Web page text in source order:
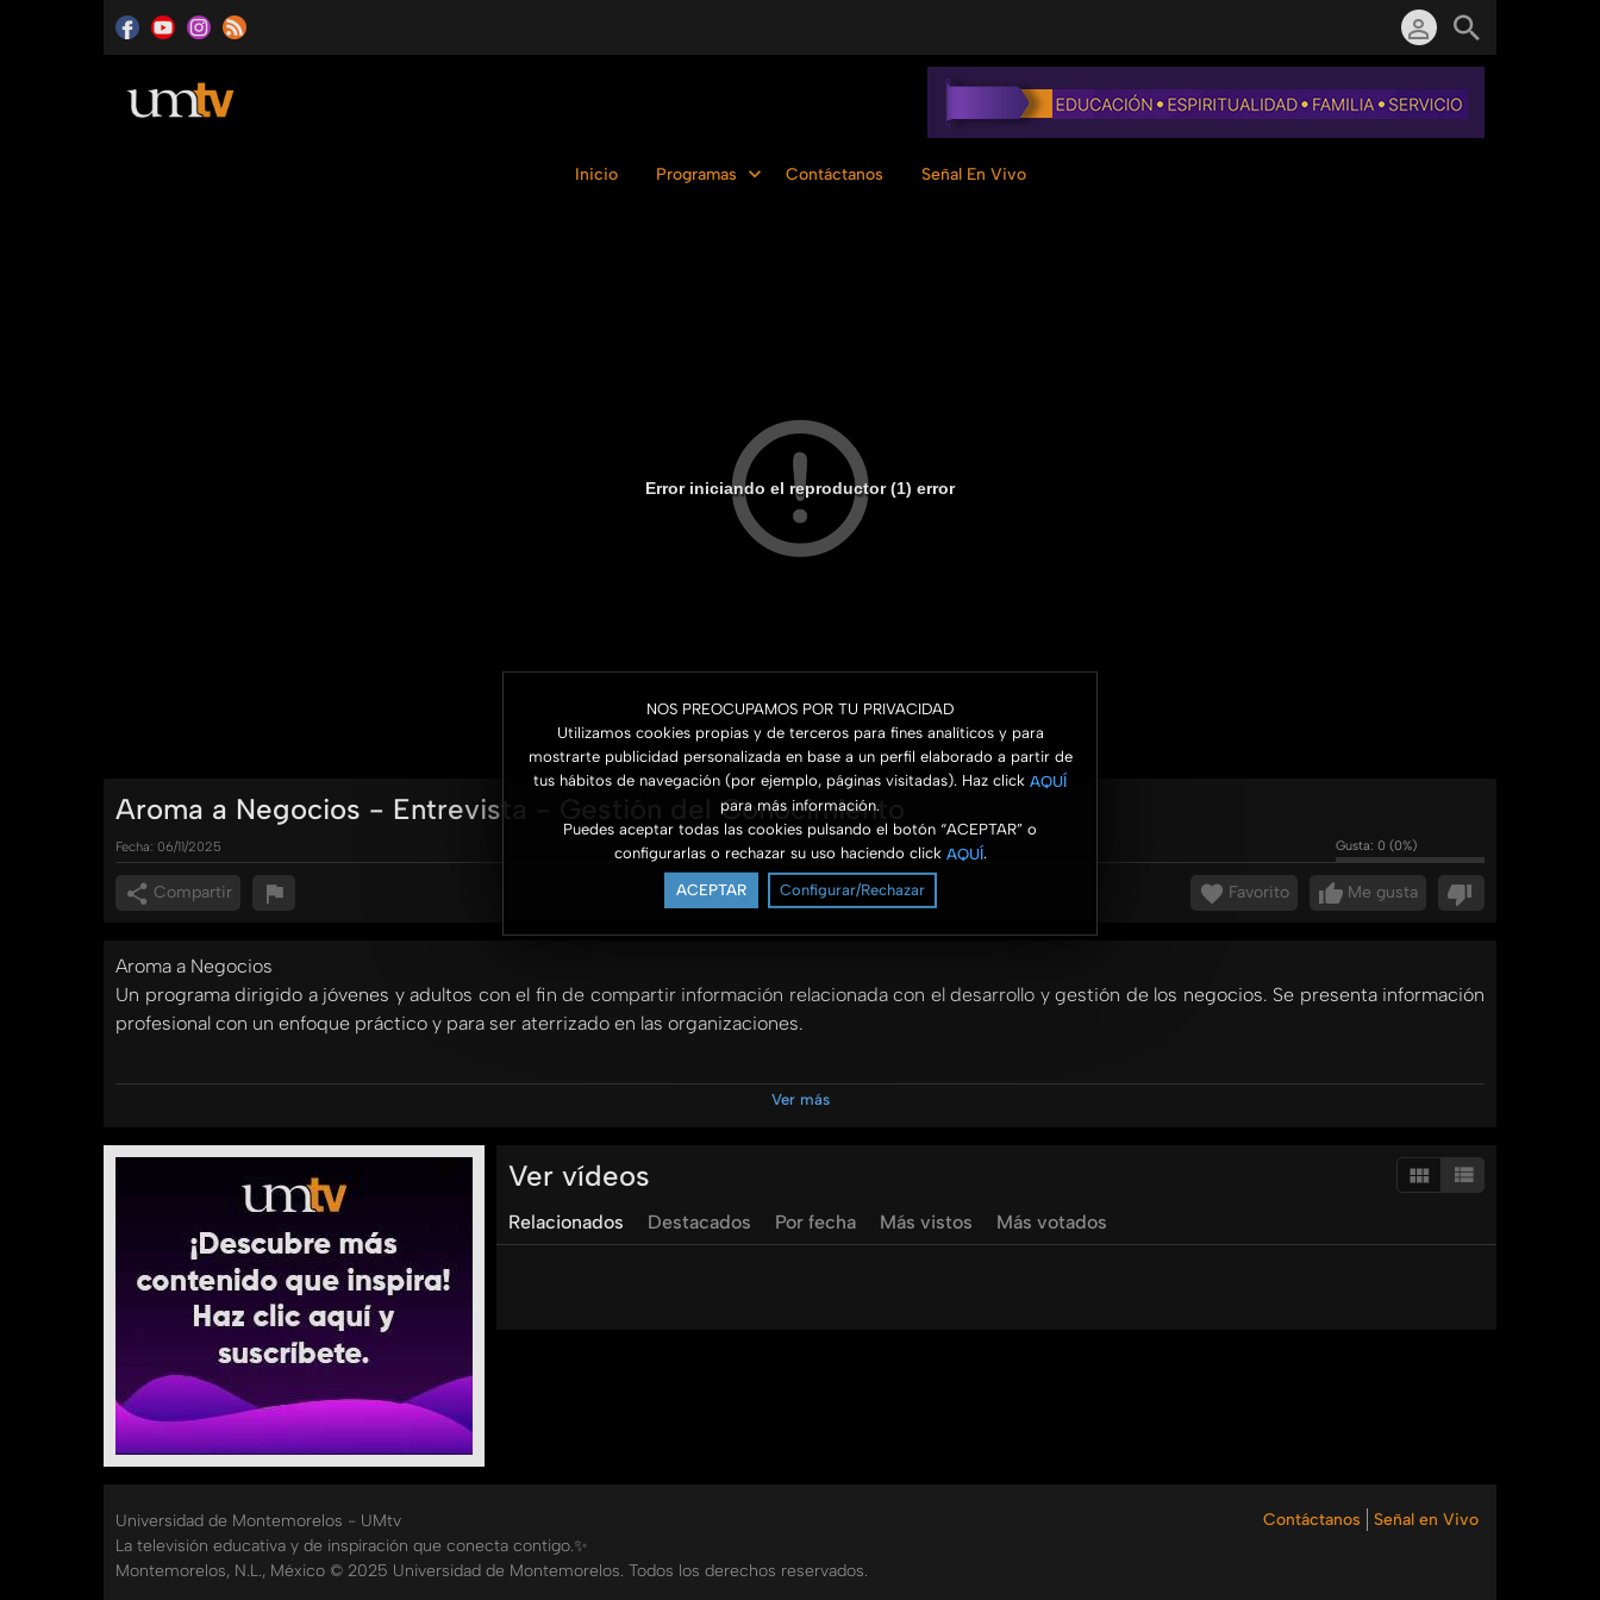
NOS PREOCUPAMOS POR TU PRIVACIDAD
Utilizamos cookies propias y de terceros para fines analíticos y para
mostrarte publicidad personalizada en base a un perfil elaborado a partir de
tus hábitos de navegación (por ejemplo, páginas visitadas). Haz click AQUÍ
para más información.
Puedes aceptar todas las cookies pulsando el botón “ACEPTAR” o
configurarlas o rechazar su uso haciendo click AQUÍ.
ACEPTAR Configurar/Rechazar
Inicio Programas Contáctanos Señal En Vivo
Error iniciando el reproductor (1) error
Aroma a Negocios - Entrevista - Gestión del Conocimiento
Fecha: 06/11/2025 Gusta: 0 (0%)
Compartir Me gusta
Favorito
Aroma a Negocios
Un programa dirigido a jóvenes y adultos con el fin de compartir información relacionada con el desarrollo y gestión de los negocios. Se presenta información
profesional con un enfoque práctico y para ser aterrizado en las organizaciones.
Hoy tenemos al Lic. Eduardo Sánchez desde Venezuela quien nos habla acerca de la Gestión del Conocimiento
universidad de montemorelos aroma a negocios yared garcia thais erazo elisa mena eduardo sanchez gestion del conocimiento
empresas compañias conocimiento
Ver más
Ver vídeos
Relacionados Destacados Por fecha Más vistos Más votados
Contáctanos Señal en Vivo
Universidad de Montemorelos - UMtv
La televisión educativa y de inspiración que conecta contigo.✨
Montemorelos, N.L., México © 2025 Universidad de Montemorelos. Todos los derechos reservados.